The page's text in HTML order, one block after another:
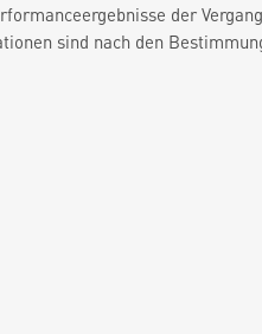
der
sind nach den